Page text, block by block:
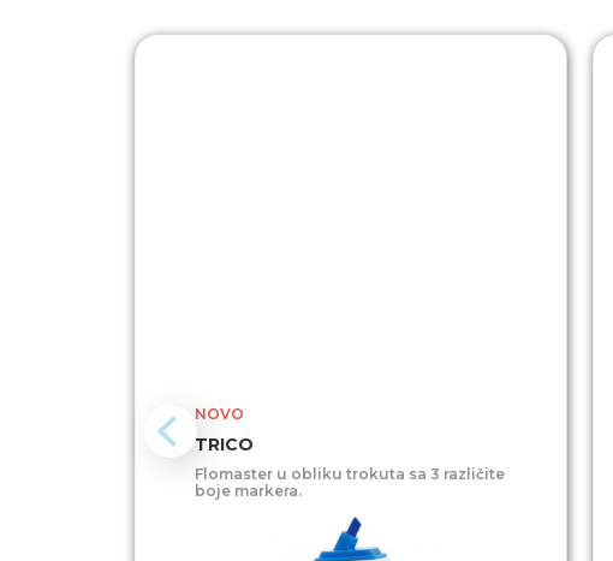
NOVO
TRICO
Flomaster u obliku trokuta sa 3 različite
boje markera.